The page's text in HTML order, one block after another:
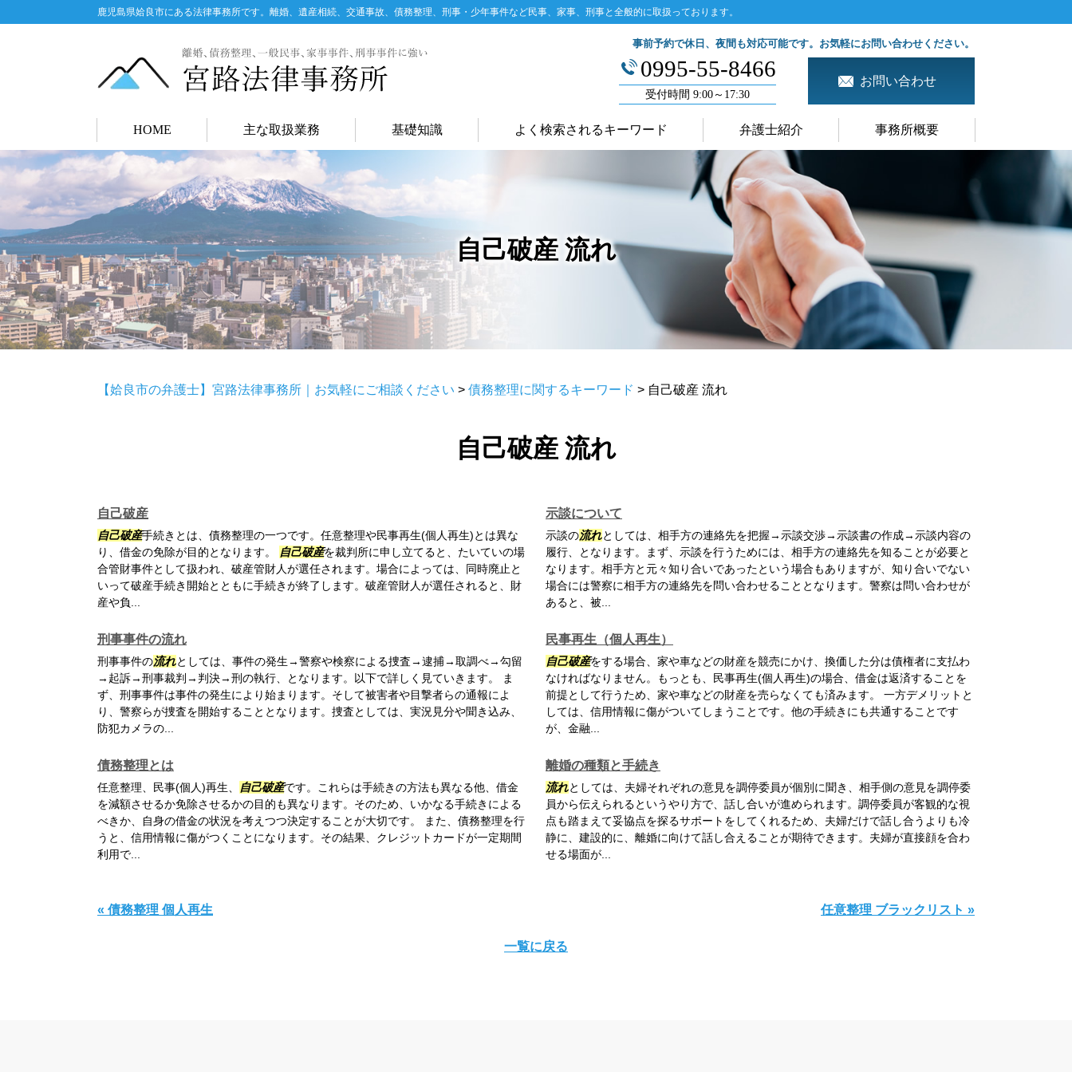
自己破産 流れ
鹿児島県姶良市にある法律事務所です。離婚、遺産相続、交通事故、債務整理、刑事・少年事件など民事、家事、刑事と全般的に取扱っております。
事前予約で休日、夜間も対応可能です。お気軽にお問い合わせください。
0995-55-8466
受付時間 9:00～17:30
お問い合わせ
HOME 主な取扱業務 基礎知識 よく検索されるキーワード 弁護士紹介 事務所概要
【姶良市の弁護士】宮路法律事務所｜お気軽にご相談ください > 債務整理に関するキーワード > 自己破産 流れ
自己破産 流れ
自己破産
自己破産手続きとは、債務整理の一つです。任意整理や民事再生(個人再生)とは異な
り、借金の免除が目的となります。
自己破産を裁判所に申し立てると、たいていの場
合管財事件として扱われ、破産管財人が選任されます。場合によっては、同時廃止と
いって破産手続き開始とともに手続きが終了します。破産管財人が選任されると、財
産や負...
示談について
示談の流れとしては、相手方の連絡先を把握→示談交渉→示談書の作成→示談内容の
履行、となります。まず、示談を行うためには、相手方の連絡先を知ることが必要と
なります。相手方と元々知り合いであったという場合もありますが、知り合いでない
場合には警察に相手方の連絡先を問い合わせることとなります。警察は問い合わせが
あると、被...
刑事事件の流れ
刑事事件の流れとしては、事件の発生→警察や検察による捜査→逮捕→取調べ→勾留
→起訴→刑事裁判→判決→刑の執行、となります。以下で詳しく見ていきます。 ま
ず、刑事事件は事件の発生により始まります。そして被害者や目撃者らの通報によ
り、警察らが捜査を開始することとなります。捜査としては、実況見分や聞き込み、
防犯カメラの...
民事再生（個人再生）
自己破産をする場合、家や車などの財産を競売にかけ、換価した分は債権者に支払わ
なければなりません。もっとも、民事再生(個人再生)の場合、借金は返済することを
前提として行うため、家や車などの財産を売らなくても済みます。 一方デメリットと
しては、信用情報に傷がついてしまうことです。他の手続きにも共通することです
が、金融...
債務整理とは
任意整理、民事(個人)再生、 自己破産です。これらは手続きの方法も異なる他、借金
を減額させるか免除させるかの目的も異なります。そのため、いかなる手続きによる
べきか、自身の借金の状況を考えつつ決定することが大切です。 また、債務整理を行
うと、信用情報に傷がつくことになります。その結果、クレジットカードが一定期間
利用で...
離婚の種類と手続き
流れとしては、夫婦それぞれの意見を調停委員が個別に聞き、相手側の意見を調停委
員から伝えられるというやり方で、話し合いが進められます。調停委員が客観的な視
点も踏まえて妥協点を探るサポートをしてくれるため、夫婦だけで話し合うよりも冷
静に、建設的に、離婚に向けて話し合えることが期待できます。夫婦が直接顔を合わ
せる場面が...
« 債務整理 個人再生 任意整理 ブラックリスト »
一覧に戻る